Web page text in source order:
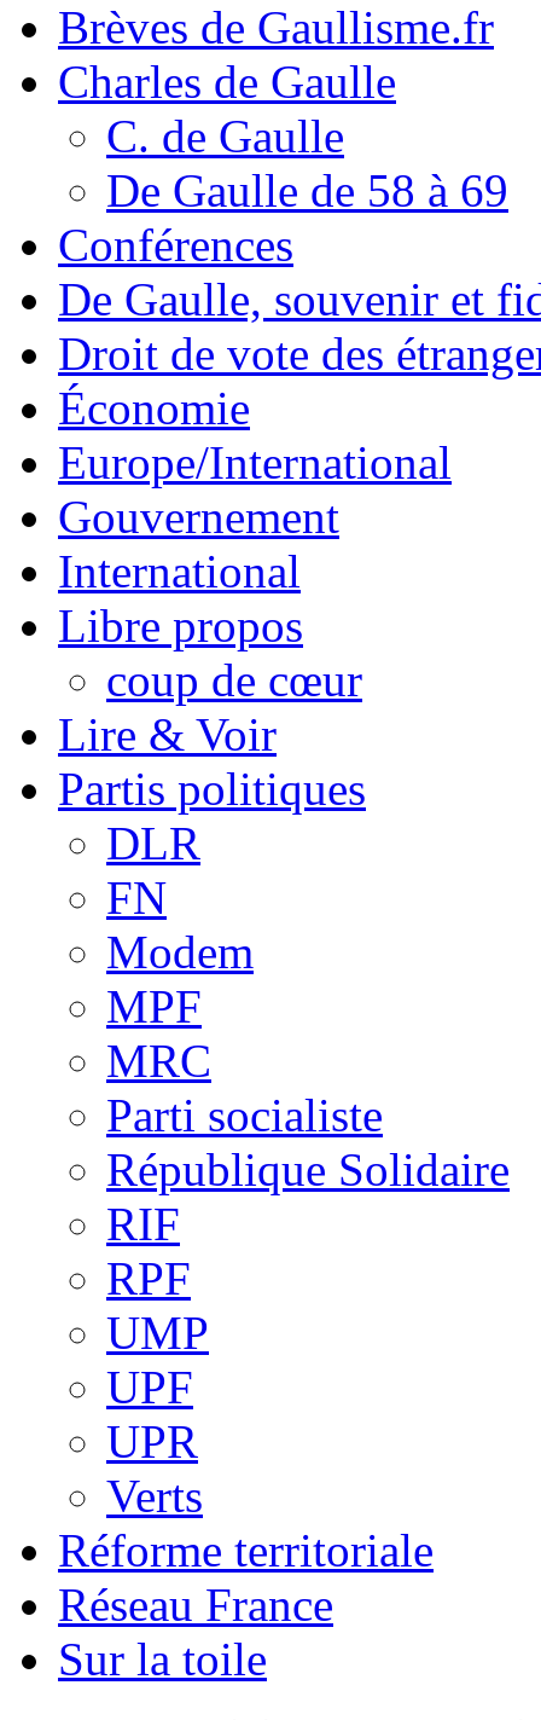
Brèves de Gaullisme.fr
Charles de Gaulle
C. de Gaulle
De Gaulle de 58 à 69
Conférences
De Gaulle, souvenir et
Droit de vote des
Économie
Europe/International
Gouvernement
International
Libre propos
coup de cœur
Lire & Voir
Partis politiques
DLR
FN
Modem
MPF
MRC
Parti socialiste
République Solidaire
RIF
RPF
UMP
UPF
UPR
Verts
Réforme territoriale
Réseau France
Sur la toile